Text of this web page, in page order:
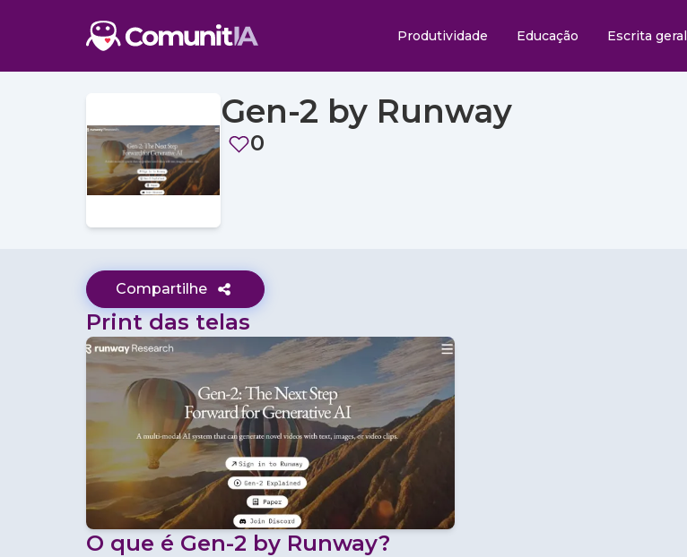
Produtividade Educação Escrita geral
Gen-2 by Runway
0
Compartilhe
Print das telas
O que é Gen-2 by Runway?